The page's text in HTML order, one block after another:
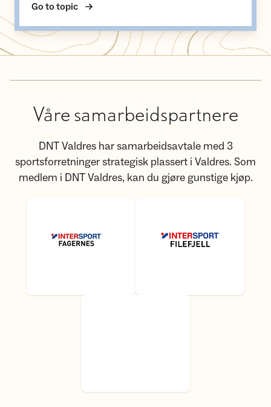
Go to topic
Våre samarbeidspartnere
DNT Valdres har samarbeidsavtale med 3
sportsforretninger strategisk plassert i Valdres. Som
medlem i DNT Valdres, kan du gjøre gunstige kjøp.